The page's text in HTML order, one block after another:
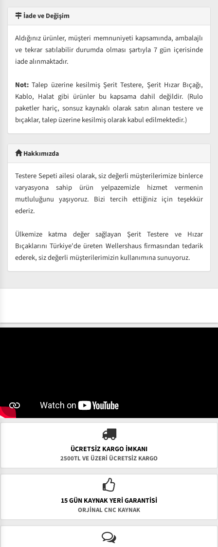
İade ve Değişim
Aldığınız ürünler, müşteri memnuniyeti kapsamında, ambalajlı
ve tekrar satılabilir durumda olması şartıyla 7 gün içerisinde
iade alınmaktadır.
Not: Talep üzerine kesilmiş Şerit Testere, Şerit Hızar Bıçağı,
Kablo, Halat gibi ürünler bu kapsama dahil değildir. (Rulo
paketler hariç, sonsuz kaynaklı olarak satın alınan testere ve
bıçaklar, talep üzerine kesilmiş olarak kabul edilmektedir.)
Hakkımızda
Testere Sepeti ailesi olarak, siz değerli müşterilerimize binlerce
varyasyona sahip ürün yelpazemizle hizmet vermenin
mutluluğunu yaşıyoruz. Bizi tercih ettiğiniz için teşekkür
ederiz.
Ülkemize katma değer sağlayan Şerit Testere ve Hızar
Bıçaklarını Türkiye'de üreten Wellershaus firmasından tedarik
ederek, siz değerli müşterilerimizin kullanımına sunuyoruz.
ÜCRETSIZ KARGO İMKANI
2500TL VE ÜZERİ ÜCRETSİZ KARGO
15 GÜN KAYNAK YERI GARANTISI
ORJİNAL CNC KAYNAK